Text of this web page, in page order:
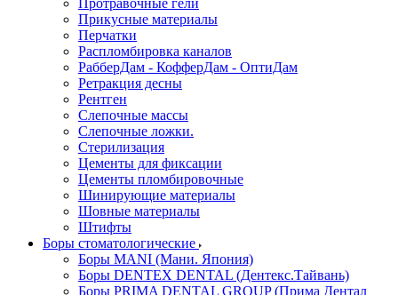
Протравочные гели
Прикусные материалы
Перчатки
Распломбировка каналов
РабберДам - КофферДам - ОптиДам
Ретракция десны
Рентген
Слепочные массы
Слепочные ложки.
Стерилизация
Цементы для фиксации
Цементы пломбировочные
Шинирующие материалы
Шовные материалы
Штифты
Боры стоматологические
Боры MANI (Мани. Япония)
Боры DENTEX DENTAL (Дентекс.Тайвань)
Боры PRIMA DENTAL GROUP (Прима Дентал